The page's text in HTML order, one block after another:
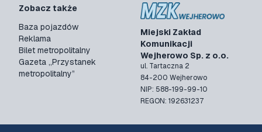
Miejski Zakład
Komunikacji
Wejherowo Sp. z o.o.
ul. Tartaczna 2
84-200 Wejherowo
NIP: 588-199-99-10
REGON: 192631237
Zobacz także
Baza pojazdów
Reklama
Bilet metropolitalny
Gazeta „Przystanek
metropolitalny”